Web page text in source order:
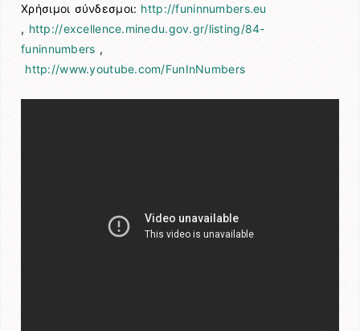
Χρήσιμοι σύνδεσμοι: http://funinnumbers.eu
, http://excellence.minedu.gov.gr/listing/84-
funinnumbers ,
http://www.youtube.com/FunInNumbers